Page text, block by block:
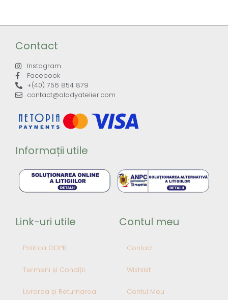
Contact
Instagram
Facebook
+(40) 756 854 879
contact@aladyatelier.com
Informații utile
Link-uri utile
Politica GDPR
Termeni și Condiții
Livrarea și Returnarea
Contul meu
Contact
Wishlist
Contul Meu